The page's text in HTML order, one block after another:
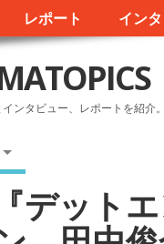
レポート イン
ンタビュー、レポートを紹介
デット